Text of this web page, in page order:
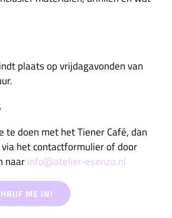
plaats op vrijdagavonden van
te doen met het Tiener Café, dan
het contactformulier of door
naarinfo@atelier-esenzo.nl
ME IN!